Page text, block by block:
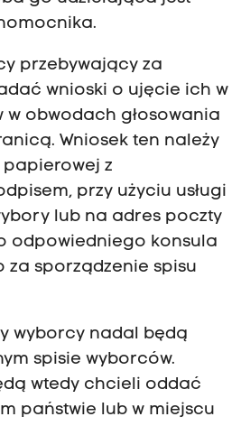
przebywający za
wnioski o ujęcie ich w
obwodach głosowania
Wniosek ten należy
papierowej z
przy użyciu usługi
lub na adres poczty
odpowiedniego konsula
sporządzenie spisu
wyborcy nadal będą
spisie wyborców.
wtedy chcieli oddać
państwie lub w miejscu